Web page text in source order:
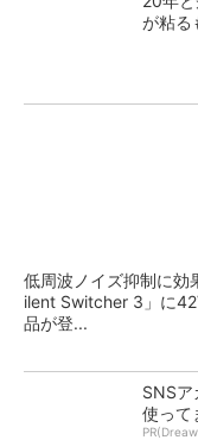
が粘る
低周波ノイズ抑制に
ilent Switcher 3」に
品が登...
SNSア
使って